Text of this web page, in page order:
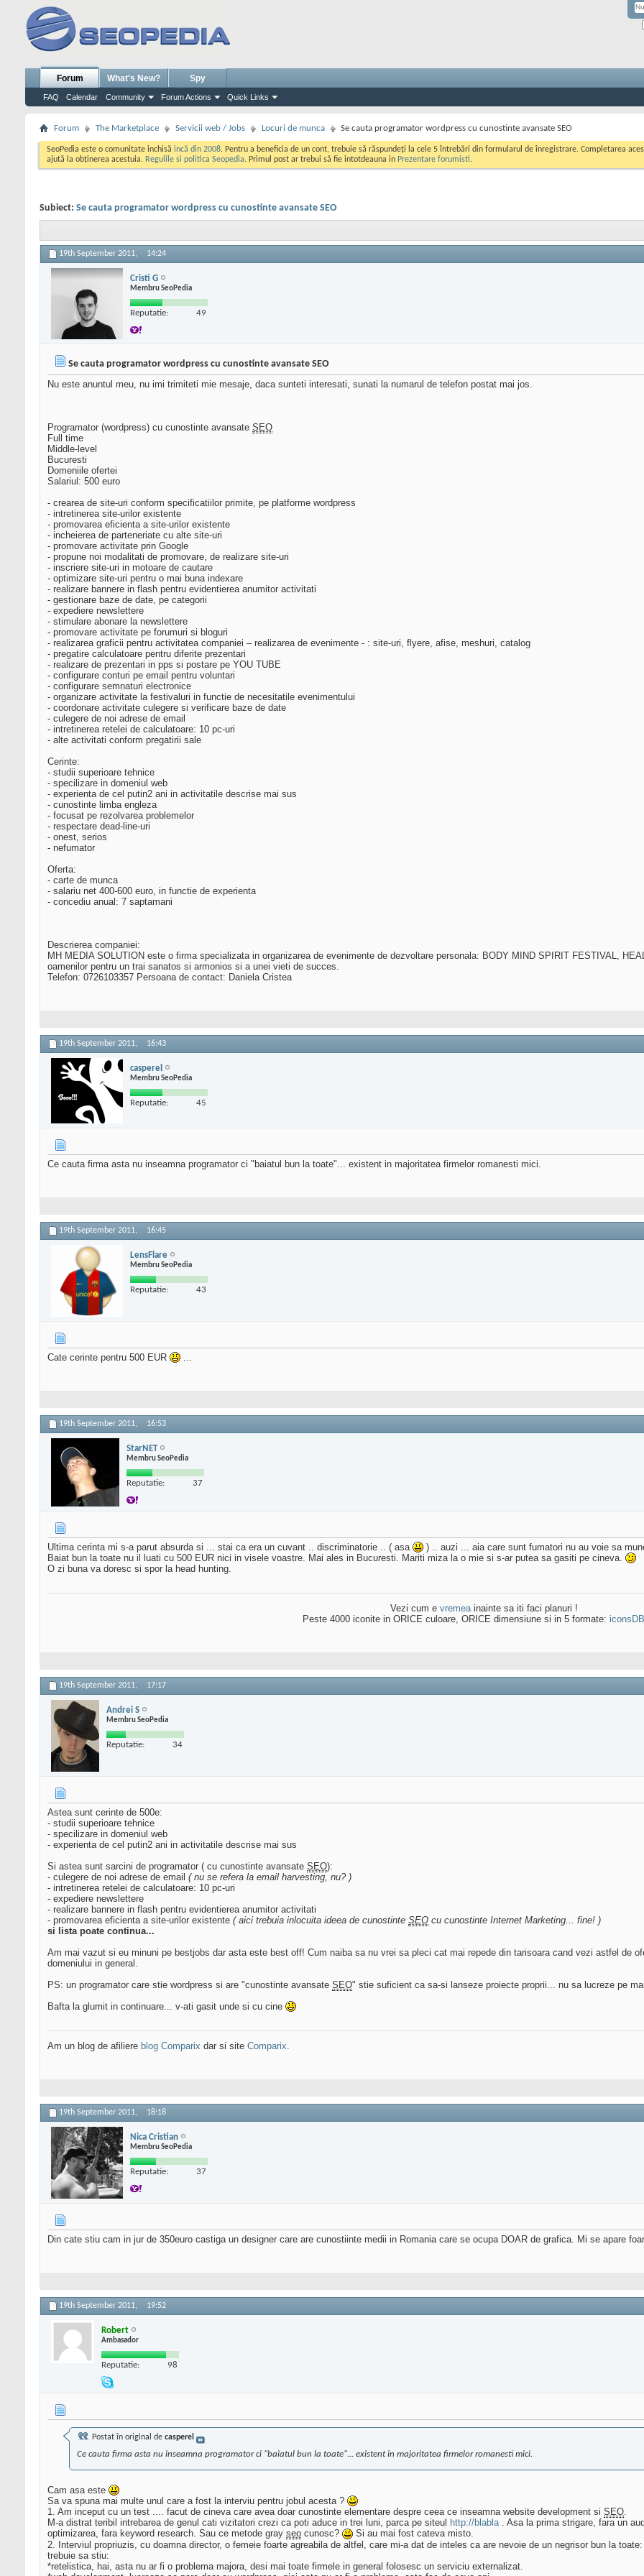
Forum
FAQ Calendar Community Forum Actions Quick Links
What's New? Spy
Forum The Marketplace Servicii web / Jobs Locuri de munca Se cauta programator wordpress cu cunostinte avansate SEO
SeoPedia este o comunitate inchisă incă din 2008. Pentru a beneficia de un cont, trebuie să răspundeți la cele 5 întrebări din formularul de înregistrare. Completarea
ajută la obținerea acestuia. Regulile si politica Seopedia. Primul post ar trebui să fie intotdeauna in Prezentare forumisti.
Subiect: Se cauta programator wordpress cu cunostinte avansate SEO
19th September 2011, 14:24
Cristi G
Membru SeoPedia
Reputatie: 49
Se cauta programator wordpress cu cunostinte avansate SEO
Nu este anuntul meu, nu imi trimiteti mie mesaje, daca sunteti interesati, sunati la numarul de telefon postat mai jos.
Programator (wordpress) cu cunostinte avansate SEO
Full time
Middle-level
Bucuresti
Domeniile ofertei
Salariul: 500 euro
- crearea de site-uri conform specificatiilor primite, pe platforme wordpress
- intretinerea site-urilor existente
- promovarea eficienta a site-urilor existente
- incheierea de parteneriate cu alte site-uri
- promovare activitate prin Google
- propune noi modalitati de promovare, de realizare site-uri
- inscriere site-uri in motoare de cautare
- optimizare site-uri pentru o mai buna indexare
- realizare bannere in flash pentru evidentierea anumitor activitati
- gestionare baze de date, pe categorii
- expediere newslettere
- stimulare abonare la newslettere
- promovare activitate pe forumuri si bloguri
- realizarea graficii pentru activitatea companiei – realizarea de evenimente - : site-uri, flyere, afise, meshuri, catalog
- pregatire calculatoare pentru diferite prezentari
- realizare de prezentari in pps si postare pe YOU TUBE
- configurare conturi pe email pentru voluntari
- configurare semnaturi electronice
- organizare activitate la festivaluri in functie de necesitatile evenimentului
- coordonare activitate culegere si verificare baze de date
- culegere de noi adrese de email
- intretinerea retelei de calculatoare: 10 pc-uri
- alte activitati conform pregatirii sale
Cerinte:
- studii superioare tehnice
- specilizare in domeniul web
- experienta de cel putin2 ani in activitatile descrise mai sus
- cunostinte limba engleza
- focusat pe rezolvarea problemelor
- respectare dead-line-uri
- onest, serios
- nefumator
Oferta:
- carte de munca
- salariu net 400-600 euro, in functie de experienta
- concediu anual: 7 saptamani
Descrierea companiei:
MH MEDIA SOLUTION este o firma specializata in organizarea de evenimente de dezvoltare personala: BODY MIND SPIRIT FESTIVAL,
oamenilor pentru un trai sanatos si armonios si a unei vieti de succes.
Telefon: 0726103357 Persoana de contact: Daniela Cristea
19th September 2011, 16:43
casperel
Membru SeoPedia
Reputatie: 45
Ce cauta firma asta nu inseamna programator ci "baiatul bun la toate"... existent in majoritatea firmelor romanesti mici.
19th September 2011, 16:45
LensFlare
Membru SeoPedia
Reputatie: 43
Cate cerinte pentru 500 EUR ...
19th September 2011, 16:53
StarNET
Membru SeoPedia
Reputatie: 37
Ultima cerinta mi s-a parut absurda si ... stai ca era un cuvant .. discriminatorie .. ( asa
) .. auzi ... aia care sunt fumatori nu au voie sa
Baiat bun la toate nu il luati cu 500 EUR nici in visele voastre. Mai ales in Bucuresti. Mariti miza la o mie si s-ar putea sa gasiti pe cineva.
O zi buna va doresc si spor la head hunting.
Vezi cum e vremeainainte sa iti faci planuri !
Peste 4000 iconite in ORICE culoare, ORICE dimensiune si in 5 formate:
19th September 2011, 17:17
Andrei S
Membru SeoPedia
Reputatie: 34
Astea sunt cerinte de 500e:
- studii superioare tehnice
- specilizare in domeniul web
- experienta de cel putin2 ani in activitatile descrise mai sus
Si astea sunt sarcini de programator ( cu cunostinte avansate SEO):
- culegere de noi adrese de email ( nu se refera la email harvesting, nu? )
- intretinerea retelei de calculatoare: 10 pc-uri
- expediere newslettere
- realizare bannere in flash pentru evidentierea anumitor activitati
- promovarea eficienta a site-urilor existente ( aici trebuia inlocuita ideea de cunostinte SEO cu cunostinte Internet Marketing... fine! )
si lista poate continua...
Am mai vazut si eu minuni pe bestjobs dar asta este best off! Cum naiba sa nu vrei sa pleci cat mai repede din tarisoara cand vezi astfel de
domeniului in general.
PS: un programator care stie wordpress si are "cunostinte avansate SEO" stie suficient ca sa-si lanseze proiecte proprii... nu sa lucreze pe
Bafta la glumit in continuare... v-ati gasit unde si cu cine
Am un blog de afiliere blog Comparix dar si site Comparix.
19th September 2011, 18:18
Nica Cristian
Membru SeoPedia
Reputatie: 37
Din cate stiu cam in jur de 350euro castiga un designer care are cunostiinte medii in Romania care se ocupa DOAR de grafica. Mi se apare
19th September 2011, 19:52
Robert
Ambasador
Reputatie: 98
Postat în original de casperel
Ce cauta firma asta nu inseamna programator ci "baiatul bun la toate"... existent in majoritatea firmelor romanesti mici.
Cam asa este
Sa va spuna mai multe unul care a fost la interviu pentru jobul acesta ?
1. Am inceput cu un test .... facut de cineva care avea doar cunostinte elementare despre ceea ce inseamna website development si SEO.
M-a distrat teribil intrebarea de genul cati vizitatori crezi ca poti aduce in trei luni, parca pe siteul http://blabla. Asa la prima strigare, fara un
optimizarea, fara keyword research. Sau ce metode gray seo cunosc?
Si au mai fost cateva misto.
2. Interviul propriuzis, cu doamna director, o femeie foarte agreabila de altfel, care mi-a dat de inteles ca are nevoie de un negrisor bun la toate:
trebuie sa stiu:
*retelistica, hai, asta nu ar fi o problema majora, desi mai toate firmele in general folosesc un serviciu externalizat.